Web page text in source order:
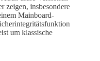
zeigen, insbesondere
Mainboard-
um klassische